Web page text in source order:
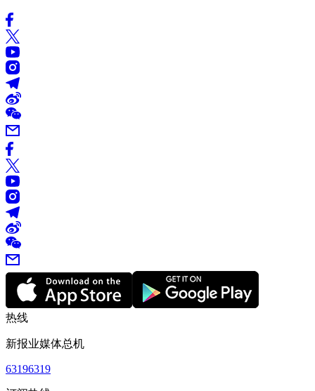
热线
新报业媒体总机
63196319